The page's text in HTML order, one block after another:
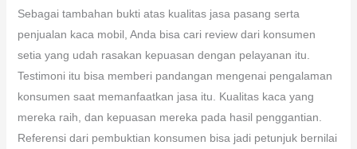
Sebagai tambahan bukti atas kualitas jasa pasang serta
penjualan kaca mobil, Anda bisa cari review dari konsumen
setia yang udah rasakan kepuasan dengan pelayanan itu.
Testimoni itu bisa memberi pandangan mengenai pengalaman
konsumen saat memanfaatkan jasa itu. Kualitas kaca yang
mereka raih, dan kepuasan mereka pada hasil penggantian.
Referensi dari pembuktian konsumen bisa jadi petunjuk bernilai